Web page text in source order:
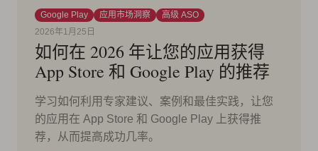
Google Play 应用市场洞察
高级 ASO
2026年1月25日
如何在 2026 年让您的应用获得
App Store 和 Google Play 的推荐
学习如何利用专家建议、案例和最佳实践，让您
的应用在 App Store 和 Google Play 上获得推
荐，从而提高成功几率。